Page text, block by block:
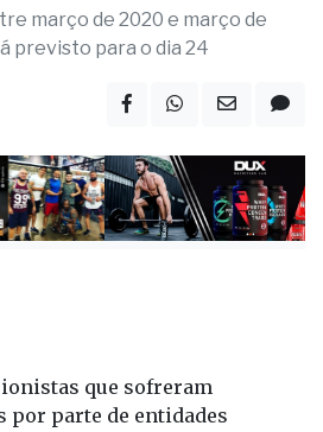
março de 2020 e março de
previsto para o dia 24
que sofreram
por parte de entidades